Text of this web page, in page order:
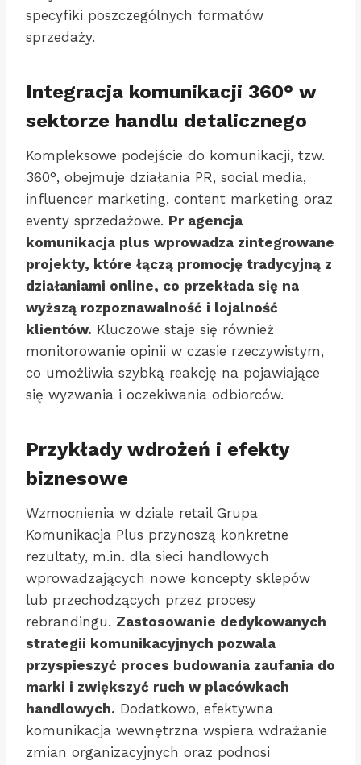
specyfiki poszczególnych formatów
sprzedaży.
Integracja komunikacji 360° w
sektorze handlu detalicznego
Kompleksowe podejście do komunikacji, tzw.
360°, obejmuje działania PR, social media,
influencer marketing, content marketing oraz
eventy sprzedażowe. Pr agencja
komunikacja plus wprowadza zintegrowane
projekty, które łączą promocję tradycyjną z
działaniami online, co przekłada się na
wyższą rozpoznawalność i lojalność
klientów. Kluczowe staje się również
monitorowanie opinii w czasie rzeczywistym,
co umożliwia szybką reakcję na pojawiające
się wyzwania i oczekiwania odbiorców.
Przykłady wdrożeń i efekty
biznesowe
Wzmocnienia w dziale retail Grupa
Komunikacja Plus przynoszą konkretne
rezultaty, m.in. dla sieci handlowych
wprowadzających nowe koncepty sklepów
lub przechodzących przez procesy
rebrandingu. Zastosowanie dedykowanych
strategii komunikacyjnych pozwala
przyspieszyć proces budowania zaufania do
marki i zwiększyć ruch w placówkach
handlowych. Dodatkowo, efektywna
komunikacja wewnętrzna wspiera wdrażanie
zmian organizacyjnych oraz podnosi